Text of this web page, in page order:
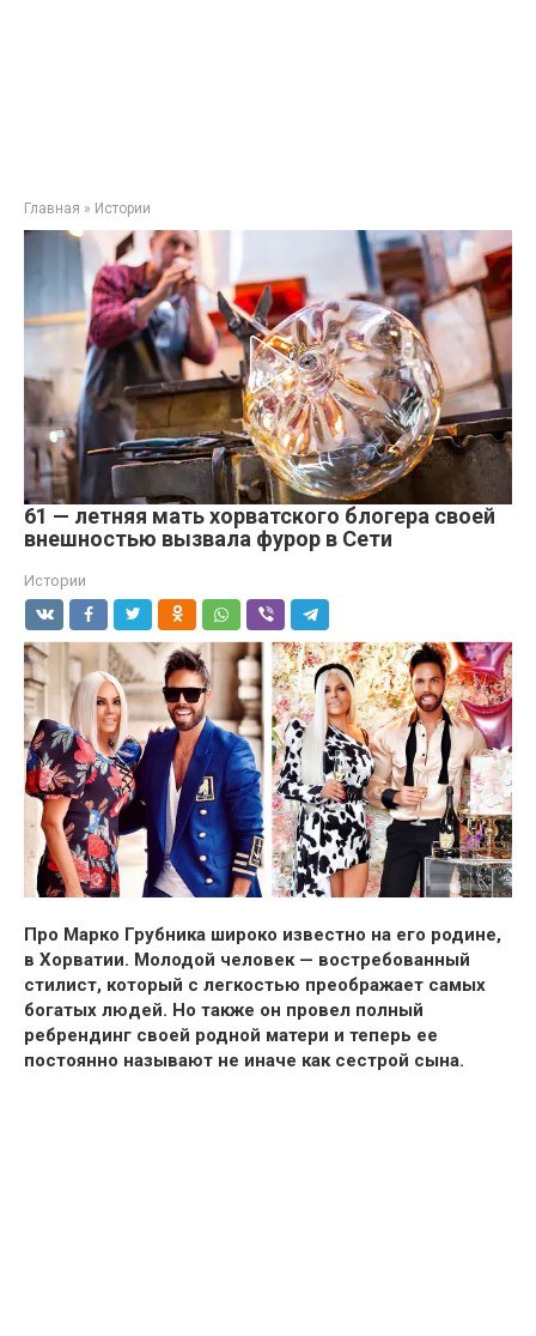
Главная » Истории
61 — летняя мать хорватского блогера своей
внешностью вызвала фурор в Сети
Истории
Про Марко Грубника широко известно на его родине,
в Хорватии. Молодой человек — востребованный
стилист, который с легкостью преображает самых
богатых людей. Но также он провел полный
ребрендинг своей родной матери и теперь ее
постоянно называют не иначе как сестрой сына.